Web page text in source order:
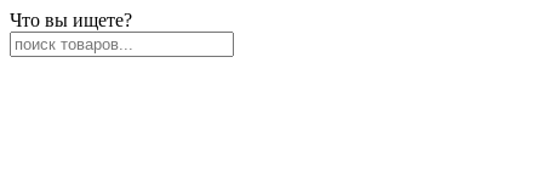
Что вы ищете?